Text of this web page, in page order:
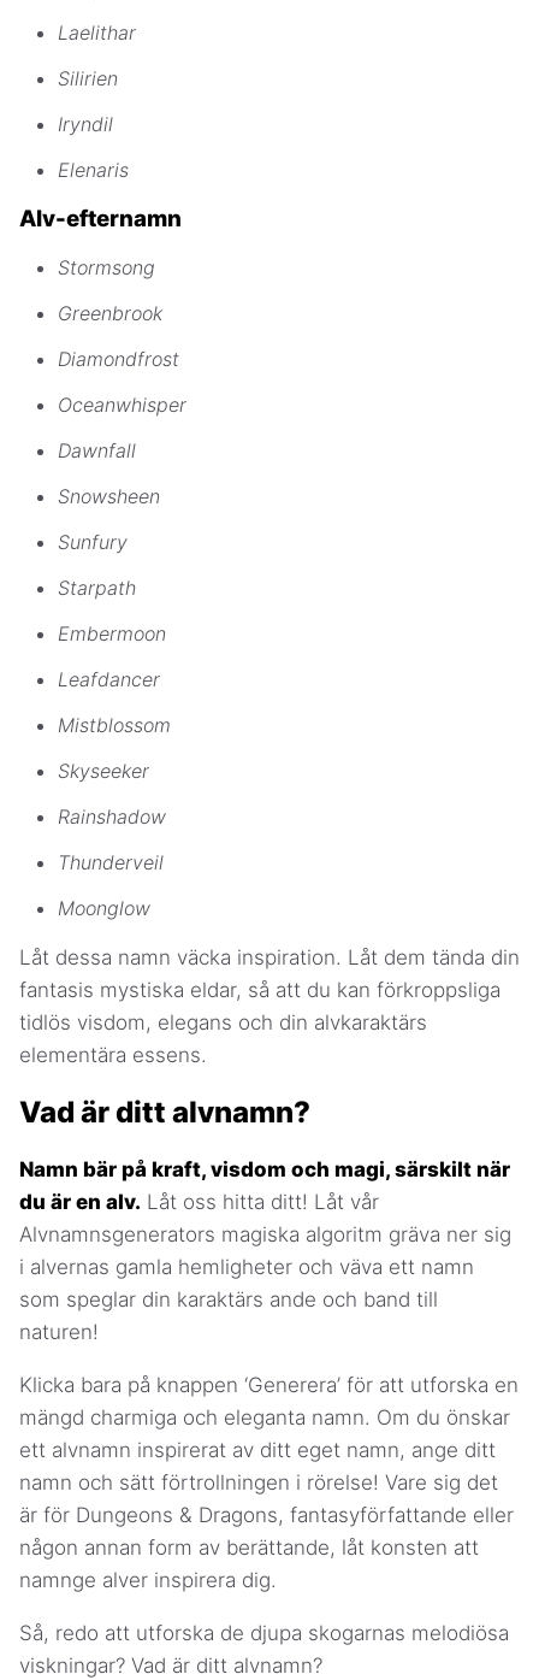
Laelithar
Silirien
Iryndil
Elenaris
Alv-efternamn
Stormsong
Greenbrook
Diamondfrost
Oceanwhisper
Dawnfall
Snowsheen
Sunfury
Starpath
Embermoon
Leafdancer
Mistblossom
Skyseeker
Rainshadow
Thunderveil
Moonglow
Låt dessa namn väcka inspiration. Låt dem tända din
fantasis mystiska eldar, så att du kan förkroppsliga
tidlös visdom, elegans och din alvkaraktärs
elementära essens.
Vad är ditt alvnamn?
Namn bär på kraft, visdom och magi, särskilt när
du är en alv. Låt oss hitta ditt! Låt vår
Alvnamnsgenerators magiska algoritm gräva ner sig
i alvernas gamla hemligheter och väva ett namn
som speglar din karaktärs ande och band till
naturen!
Klicka bara på knappen ‘Generera’ för att utforska en
mängd charmiga och eleganta namn. Om du önskar
ett alvnamn inspirerat av ditt eget namn, ange ditt
namn och sätt förtrollningen i rörelse! Vare sig det
är för Dungeons & Dragons, fantasyförfattande eller
någon annan form av berättande, låt konsten att
namnge alver inspirera dig.
Så, redo att utforska de djupa skogarnas melodiösa
viskningar? Vad är ditt alvnamn?